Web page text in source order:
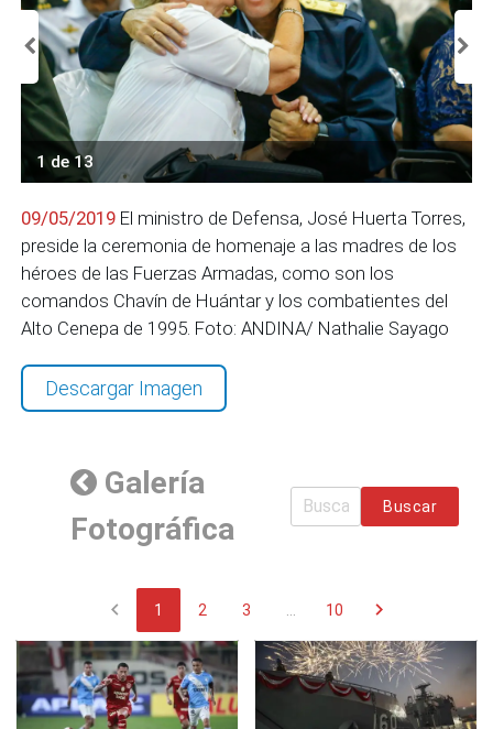
1 de 13
09/05/2019 El ministro de Defensa, José Huerta Torres,
preside la ceremonia de homenaje a las madres de los
héroes de las Fuerzas Armadas, como son los
comandos Chavín de Huántar y los combatientes del
Alto Cenepa de 1995. Foto: ANDINA/ Nathalie Sayago
Descargar Imagen
Galería
Fotográfica
Buscar
chevron_left 1 2 3 10 chevron_right